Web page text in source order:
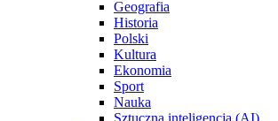
Geografia
Historia
Polski
Kultura
Ekonomia
Sport
Nauka
Sztuczna inteligencja (AI)